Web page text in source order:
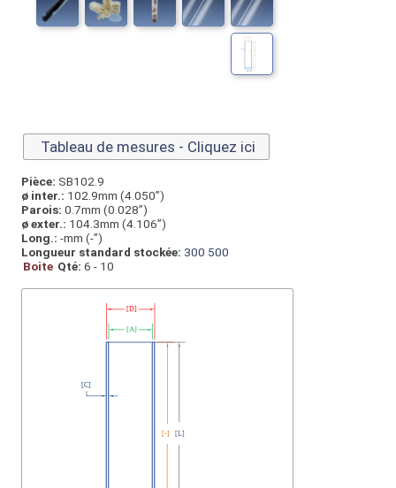
Tableau de mesures - Cliquez ici
Pièce: SB102.9
ø inter.: 102.9mm (4.050”)
Parois: 0.7mm (0.028”)
ø exter.: 104.3mm (4.106”)
Long.: -mm (-”)
Longueur standard stockée: 300 500
Boite Qté: 6 - 10